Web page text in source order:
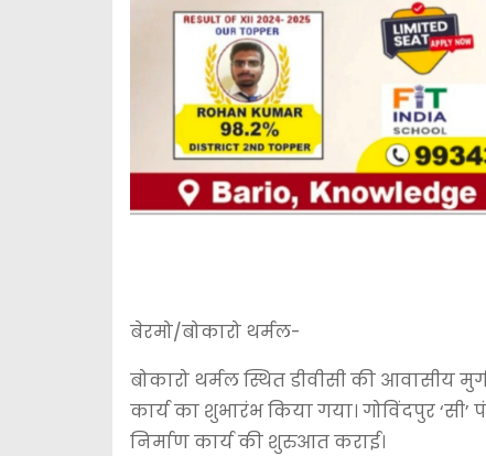
बेरमो/बोकारो थर्मल-
बोकारो थर्मल स्थित डीवीसी की आवासीय
कार्य का शुभारंभ किया गया। गोविंदपुर
निर्माण कार्य की शुरुआत कराई।